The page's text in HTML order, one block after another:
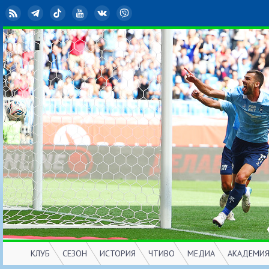
RSS TelegramTikTok YouTubeВКонтакте
КЛУБ
СЕЗОН
ИСТОРИЯ
ЧТИВО
МЕДИА
АКАДЕМИЯ